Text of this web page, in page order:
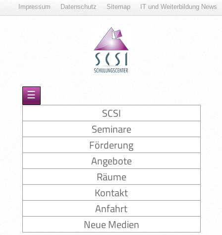
IT und Weiterbildung News
Sitemap
Datenschutz
Impressum
☰
SCSI
Seminare
Förderung
Angebote
Räume
Kontakt
Anfahrt
Neue Medien